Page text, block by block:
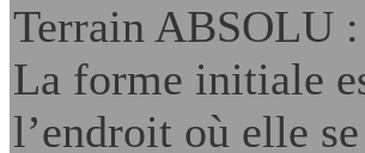
Terrain ABSOLU :
La forme initiale
l’endroit où elle